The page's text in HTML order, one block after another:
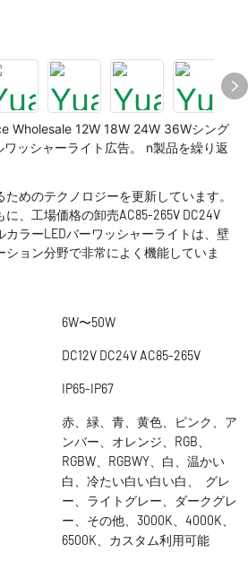
Wholesale 12W 18W 24W 36Wシング
ッシャーライト広告。 n製品を繰り返
めのテクノロジーを更新しています。
、工場価格の卸売AC85-265V DC24V
カラーLEDバーワッシャーライトは、壁
ション分野で非常によく機能していま
6W〜50W
DC12V DC24V AC85-265V
IP65-IP67
赤、緑、青、黄色、ピンク、ア
ンバー、オレンジ、RGB、
RGBW、RGBWY、白、温かい
白、冷たい白い白い白、 グレ
ー、ライトグレー、ダークグレ
ー、その他、3000K、4000K、
6500K、カスタム利用可能